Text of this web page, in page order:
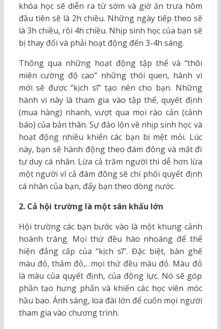
khóa học sẽ diễn ra từ sớm và giờ ăn trưa hôm
đầu tiên sẽ là 2h chiều. Những ngày tiếp theo sẽ
là 3h chiều, rồi 4h chiều. Nhịp sinh học của bạn sẽ
bị thay đổi và phải hoạt động đến 3-4h sáng.
Thông qua những hoạt động tập thể và “thôi
miên cường độ cao” những thói quen, hành vi
mới sẽ được “kịch sĩ” tạo nên cho bạn. Những
hành vi này là tham gia vào tập thể, quyết định
(mua hàng) nhanh, vượt qua mọi rào cản (cảnh
báo) của bản thân. Sự đảo lộn về nhịp sinh học và
hoạt động nhiều khiến các bạn bị mệt mỏi. Lúc
này, bạn sẽ hành động theo đám đông và mất đi
tư duy cá nhân. Lừa cả trăm người thì dễ hơn lừa
một người vì cả đám đông sẽ chi phối quyết định
cá nhân của bạn, đẩy bạn theo dòng nước.
2. Cả hội trường là một sân khấu lớn
Hội trường các bạn bước vào là một khung cảnh
hoành tráng. Mọi thứ đều hào nhoáng để thể
hiện đẳng cấp của “kịch sĩ”. Đặc biệt, bàn ghế
màu đỏ, thảm đỏ,…mọi thứ đều màu đỏ. Màu đỏ
là màu của quyết định, của động lực. Nó sẽ góp
phần tạo hưng phấn và khiến các học viên móc
hầu bao. Ánh sáng, loa đài lớn để cuốn mọi người
tham gia vào chương trình.